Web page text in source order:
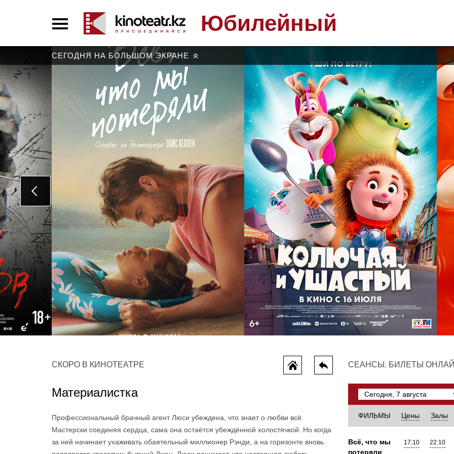
Юбилейный
Колючая и ушастый
СЕГОДНЯ НА БОЛЬШОМ ЭКРАНЕ »
СКОРО В КИНОТЕАТРЕ
Материалистка
Профессиональный брачный агент Люси убеждена, что знает о любви всё.
Мастерски соединяя сердца, сама она остаётся убеждённой холостячкой. Но когда
за ней начинает ухаживать обаятельный миллионер Рэнди, а на горизонте вновь
СЕАНСЫ. БИЛЕТЫ
ФИЛЬМЫ Цены Залы
Всё, что мы
потеряли
17:10 22:10